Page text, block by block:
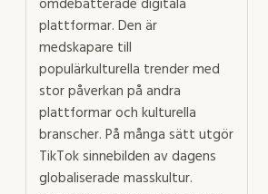
plattformar. Den är
medskapare till
populärkulturella trender med
stor påverkan på andra
plattformar och kulturella
branscher. På många sätt utgör
TikTok sinnebilden av dagens
globaliserade masskultur.